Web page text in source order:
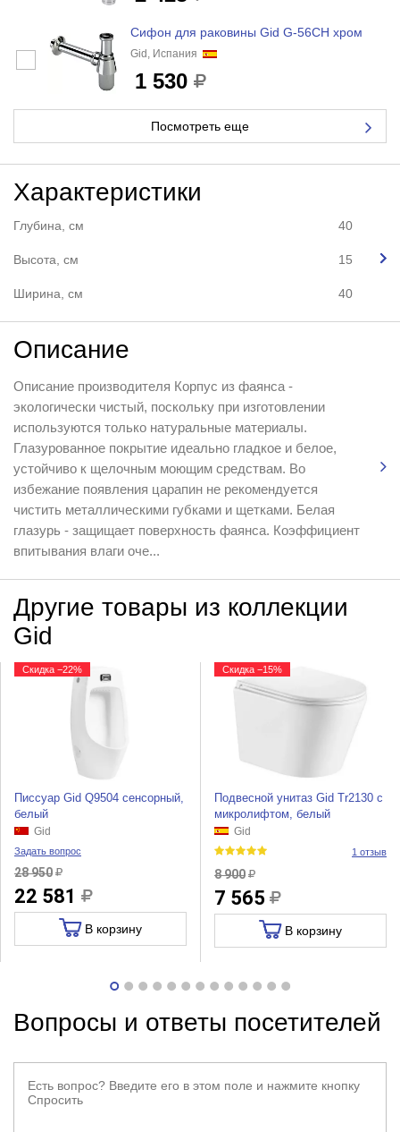
Сифон для раковины Gid G-56CH хром
Gid, Испания
1 530
Посмотреть еще
Характеристики
Глубина, см 40
Высота, см 15
Ширина, см 40
Описание
Описание производителя Корпус из фаянса -
экологически чистый, поскольку при изготовлении
используются только натуральные материалы.
Глазурованное покрытие идеально гладкое и белое,
устойчиво к щелочным моющим средствам. Во
избежание появления царапин не рекомендуется
чистить металлическими губками и щетками. Белая
глазурь - защищает поверхность фаянса. Коэффициент
впитывания влаги оче...
Другие товары из коллекции
Gid
Скидка −22%
Писсуар Gid Q9504 сенсорный,
белый
Gid
Задать вопрос
28 950
22 581
В корзину
Скидка −15%
Подвесной унитаз Gid Tr2130 с
микролифтом, белый
Gid
1 отзыв
8 900
7 565
В корзину
Вопросы и ответы посетителей